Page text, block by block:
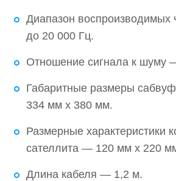
Диапазон воспроизводимых
до 20 000 Гц.
Отношение сигнала к шуму
Габаритные размеры
334 мм х 380 мм.
Размерные характеристики
сателлита — 120 мм х 220
Длина кабеля — 1,2 м.